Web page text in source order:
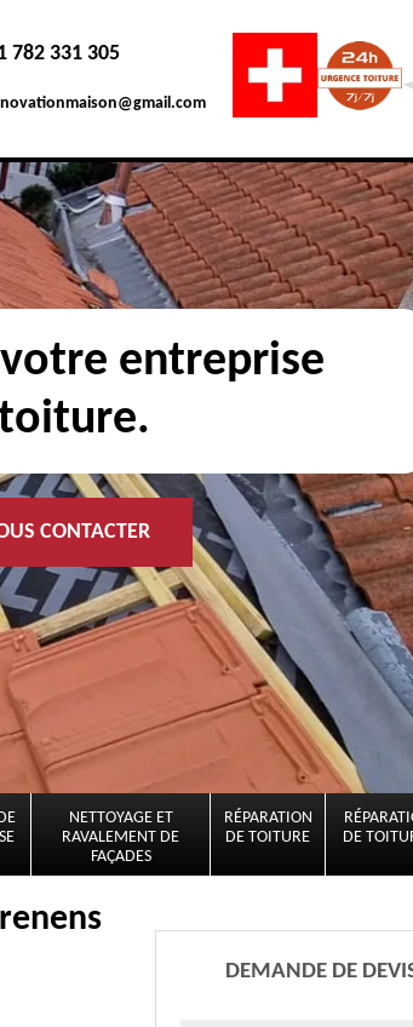
782 331 305
entreprise
CONTACTER
NETTOYAGE ET
RAVALEMENT DE
FAÇADES
RÉPARATION
DE TOITURE
DE
DEMANDE DE